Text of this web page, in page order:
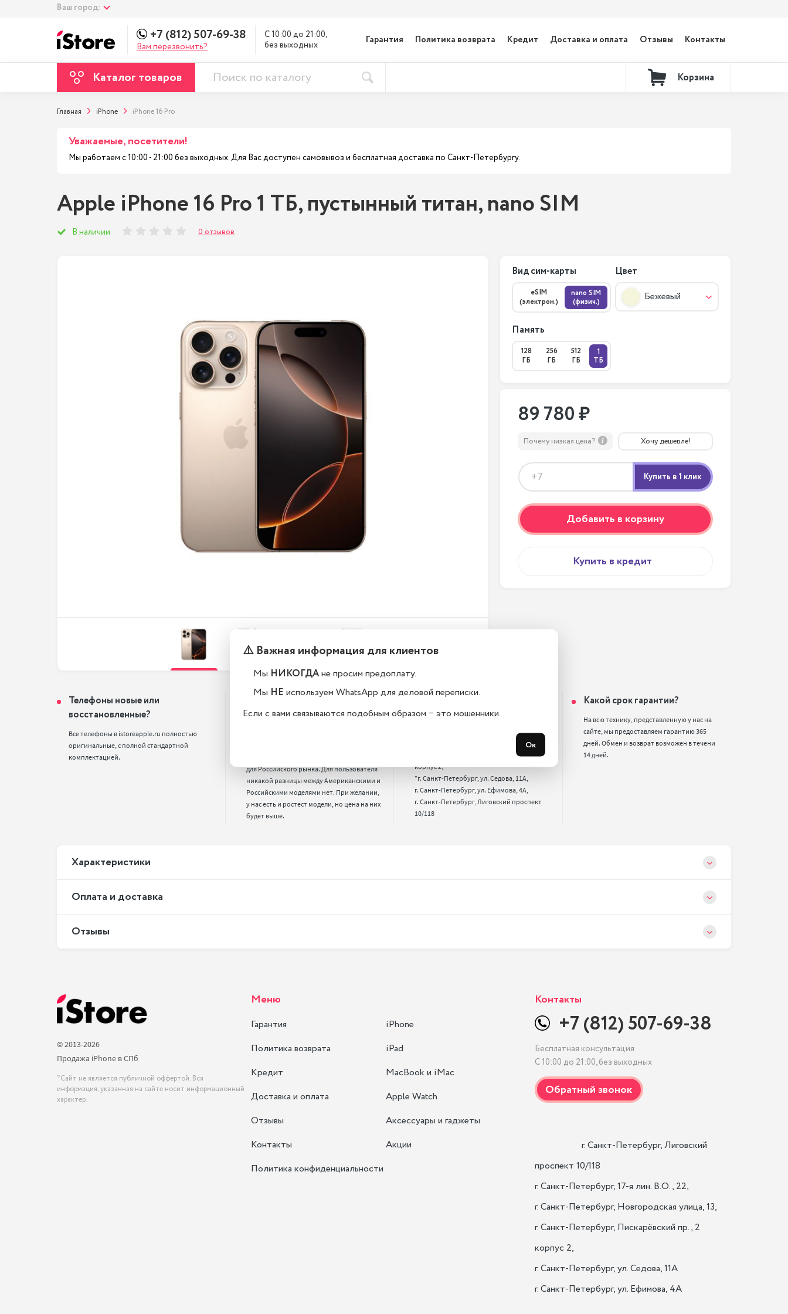
Ваш город:
+7 (812) 507-69-38
Вам перезвонить?
С 10:00 до 21:00,
без выходных
Гарантия Политика возврата Кредит Доставка и оплата Отзывы Контакты
Каталог товаров Корзина
Главная iPhone iPhone 16 Pro
Уважаемые, посетители!
Мы работаем с 10:00 - 21:00 без выходных. Для Вас доступен самовывоз и бесплатная доставка по Санкт-Петербургу.
Apple iPhone 16 Pro 1 ТБ, пустынный титан, nano SIM
В наличии 0 отзывов
Вид сим-карты
eSIM
(электрон.)
nano SIM
(физич.)
Цвет
Бежевый
Память
128
ГБ
256
ГБ
512
ГБ
1
ТБ
89 780 ₽
Почему низкая цена? Хочу дешевле!
Добавить в корзину
Купить в кредит
Телефоны новые или
восстановленные?
Все телефоны в istoreapple.ru полностью
оригинальные, с полной стандартной
комплектацией.
Почему у вас такие низкие
цены?
для Российского рынка. Для пользователя
никакой разницы между Американскими и
Российскими моделями нет. При желании,
у нас есть и ростест модели, но цена на них
будет выше.
Где находится Ваш магазин?
*г. Санкт-Петербург, Новгородская улица,
*г. Санкт-Петербург, Пискарёвский пр., 2
корпус 2,
*г. Санкт-Петербург, ул. Седова, 11А,
г. Санкт-Петербург, ул. Ефимова, 4А,
г. Санкт-Петербург, Лиговский проспект
10/118
Какой срок гарантии?
На всю технику, представленную у нас на
сайте, мы предоставляем гарантию 365
дней. Обмен и возврат возможен в течени
14 дней.
Xарактеристики
Оплата и доставка
Отзывы
© 2013-2026
Продажа iPhone в СПб
*Сайт не является публичной оффертой. Вся
информация, указанная на сайте носит информационный
характер.
Меню
Гарантия
Политика возврата
Кредит
Доставка и оплата
Отзывы
Контакты
Политика конфиденциальности
iPhone
iPad
MacBook и iMac
Apple Watch
Аксессуары и гаджеты
Акции
Контакты
+7 (812) 507-69-38
Бесплатная консультация
С 10:00 до 21:00, без выходных
проспект 10/118
г. Санкт-Петербург, 17-я лин. B.O., 22,
г. Санкт-Петербург, Новгородская улица, 13,
г. Санкт-Петербург, Пискарёвский пр., 2
корпус 2,
г. Санкт-Петербург, ул. Седова, 11А
г. Санкт-Петербург, ул. Ефимова, 4А
⚠️ Важная информация для клиентов
Мы НИКОГДАне просим предоплату.
Мы НЕ используем WhatsApp для деловой переписки.
Если с вами связываются подобным образом − это мошенники.
Ок